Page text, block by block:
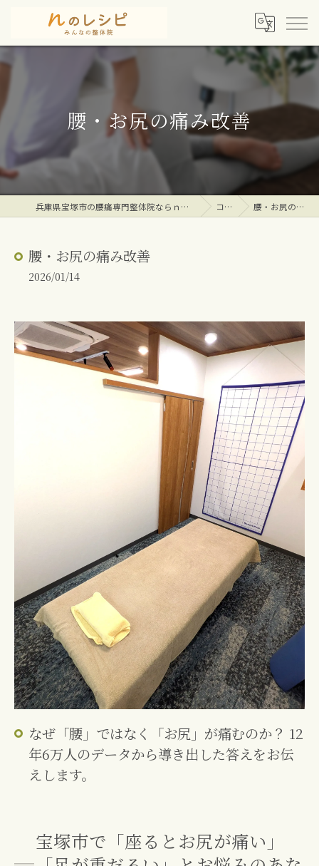
腰・お尻の痛み改善
兵庫県宝塚市の腰痛専門整体院ならｎのレシピみんなの整体院 コラム 腰・お尻の痛み改善
腰・お尻の痛み改善
2026/01/14
なぜ「腰」ではなく「お尻」が痛むのか？ 12
年6万人のデータから導き出した答えをお伝
えします。
宝塚市で「座るとお尻が痛い」